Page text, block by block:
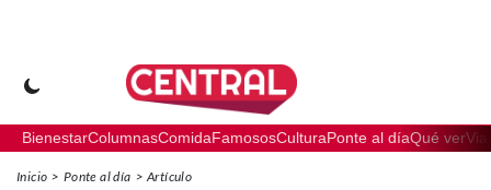
BienestarColumnasComidaFamososCulturaPonte al díaQué ver
Inicio Ponte al día Artículo